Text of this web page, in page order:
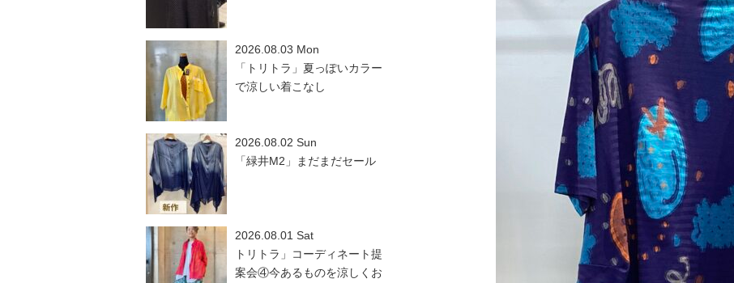
2026.08.03 Mon
「トリトラ」夏っぽいカラー
で涼しい着こなし
2026.08.02 Sun
「緑井M2」まだまだセール
2026.08.01 Sat
トリトラ」コーディネート提
案会④今あるものを涼しくお